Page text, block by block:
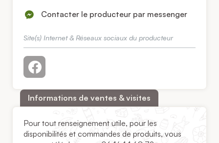
Contacter le producteur par messenger
Site(s) Internet & Réseaux sociaux du producteur
Informations de ventes & visites
Pour tout renseignement utile, pour les
disponibilités et commandes de produits, vous